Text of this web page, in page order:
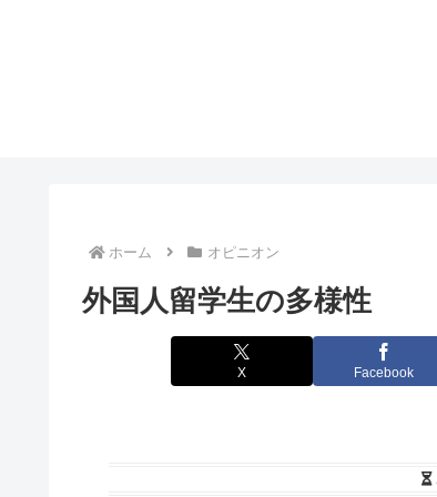
ホーム オピニオン
外国人留学生の多様性
X Facebook